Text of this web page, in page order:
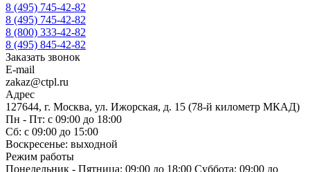
8 (495) 745-42-82
8 (495) 745-42-82
8 (800) 333-42-82
8 (495) 845-42-82
Заказать звонок
E-mail
zakaz@ctpl.ru
Адрес
127644, г. Москва, ул. Ижорская, д. 15 (78-й километр МКАД)
Пн - Пт: с 09:00 до 18:00
Сб: с 09:00 до 15:00
Воскресенье: выходной
Режим работы
Понедельник - Пятница: 09:00 до 18:00 Суббота: 09:00 до